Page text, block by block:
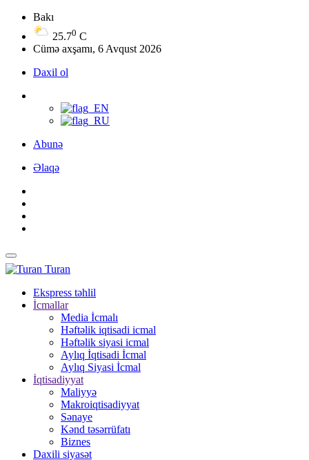
Bakı
25.70 C
Cümə axşamı, 6 Avqust 2026
Daxil ol
Abunə
Əlaqə
Turan
Ekspress təhlil
İcmallar
Media İcmalı
Həftəlik iqtisadi icmal
Həftəlik siyasi icmal
Aylıq İqtisadi İcmal
Aylıq Siyasi İcmal
İqtisadiyyat
Maliyyə
Makroiqtisadiyyat
Sənaye
Kənd təsərrüfatı
Biznes
Daxili siyasət